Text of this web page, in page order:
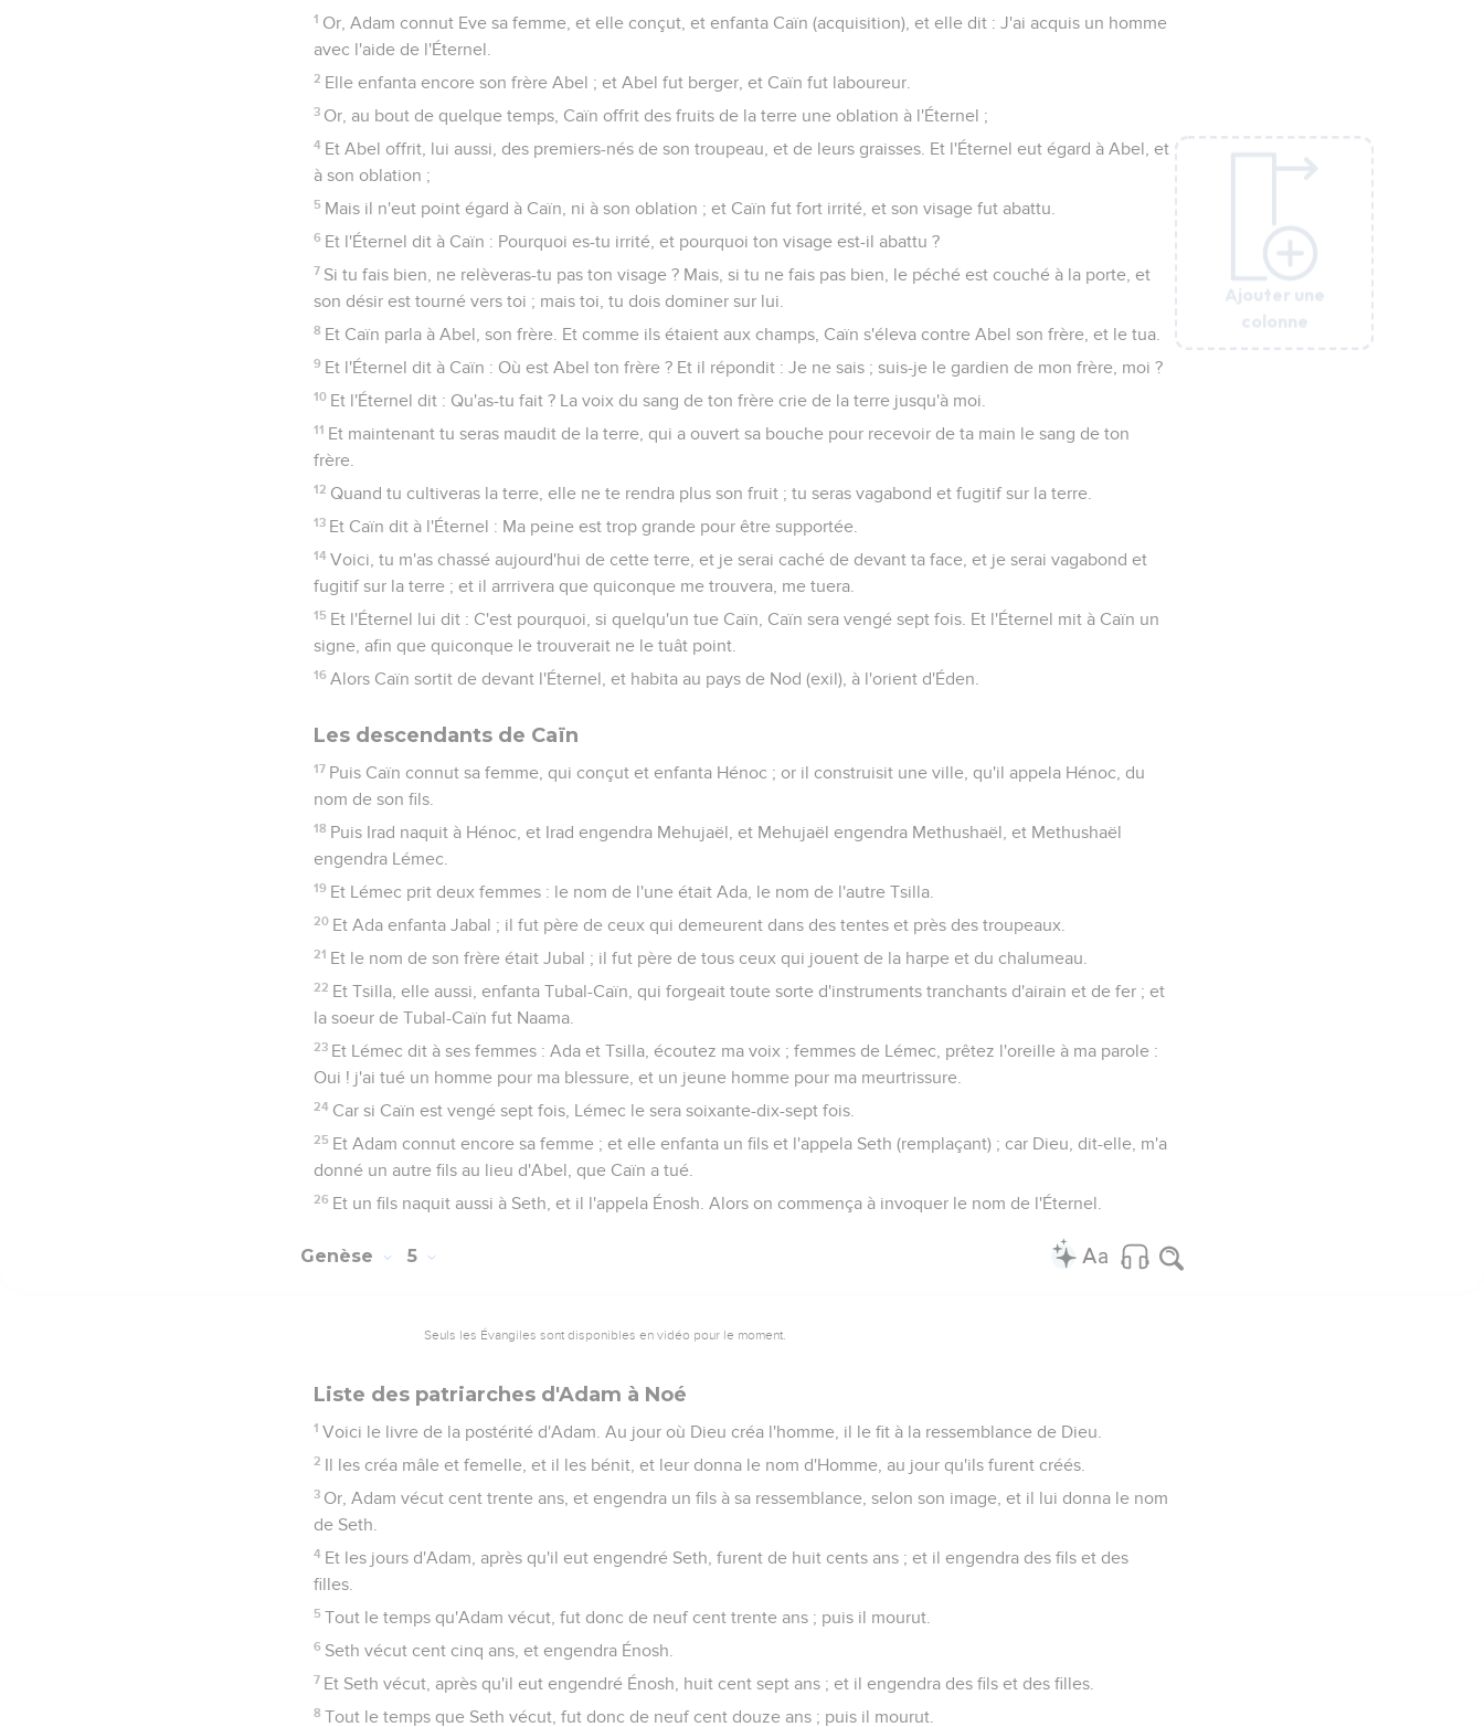
Ajouter une
colonne
Ajouter une
colonne
1 Or, Adam connut Eve sa femme, et elle conçut, et enfanta Caïn (acquisition), et elle dit : J'ai acquis un homme
avec l'aide de l'Éternel.
2 Elle enfanta encore son frère Abel ; et Abel fut berger, et Caïn fut laboureur.
3 Or, au bout de quelque temps, Caïn offrit des fruits de la terre une oblation à l'Éternel ;
4 Et Abel offrit, lui aussi, des premiers-nés de son troupeau, et de leurs graisses. Et l'Éternel eut égard à Abel, et
à son oblation ;
5 Mais il n'eut point égard à Caïn, ni à son oblation ; et Caïn fut fort irrité, et son visage fut abattu.
6 Et l'Éternel dit à Caïn : Pourquoi es-tu irrité, et pourquoi ton visage est-il abattu ?
7 Si tu fais bien, ne relèveras-tu pas ton visage ? Mais, si tu ne fais pas bien, le péché est couché à la porte, et
son désir est tourné vers toi ; mais toi, tu dois dominer sur lui.
8 Et Caïn parla à Abel, son frère. Et comme ils étaient aux champs, Caïn s'éleva contre Abel son frère, et le tua.
9 Et l'Éternel dit à Caïn : Où est Abel ton frère ? Et il répondit : Je ne sais ; suis-je le gardien de mon frère, moi ?
10 Et l'Éternel dit : Qu'as-tu fait ? La voix du sang de ton frère crie de la terre jusqu'à moi.
11 Et maintenant tu seras maudit de la terre, qui a ouvert sa bouche pour recevoir de ta main le sang de ton
frère.
12 Quand tu cultiveras la terre, elle ne te rendra plus son fruit ; tu seras vagabond et fugitif sur la terre.
13 Et Caïn dit à l'Éternel : Ma peine est trop grande pour être supportée.
14 Voici, tu m'as chassé aujourd'hui de cette terre, et je serai caché de devant ta face, et je serai vagabond et
fugitif sur la terre ; et il arrrivera que quiconque me trouvera, me tuera.
15 Et l'Éternel lui dit : C'est pourquoi, si quelqu'un tue Caïn, Caïn sera vengé sept fois. Et l'Éternel mit à Caïn un
signe, afin que quiconque le trouverait ne le tuât point.
16 Alors Caïn sortit de devant l'Éternel, et habita au pays de Nod (exil), à l'orient d'Éden.
Les descendants de Caïn
17 Puis Caïn connut sa femme, qui conçut et enfanta Hénoc ; or il construisit une ville, qu'il appela Hénoc, du
nom de son fils.
18 Puis Irad naquit à Hénoc, et Irad engendra Mehujaël, et Mehujaël engendra Methushaël, et Methushaël
engendra Lémec.
19 Et Lémec prit deux femmes : le nom de l'une était Ada, le nom de l'autre Tsilla.
20 Et Ada enfanta Jabal ; il fut père de ceux qui demeurent dans des tentes et près des troupeaux.
21 Et le nom de son frère était Jubal ; il fut père de tous ceux qui jouent de la harpe et du chalumeau.
22 Et Tsilla, elle aussi, enfanta Tubal-Caïn, qui forgeait toute sorte d'instruments tranchants d'airain et de fer ; et
la soeur de Tubal-Caïn fut Naama.
23 Et Lémec dit à ses femmes : Ada et Tsilla, écoutez ma voix ; femmes de Lémec, prêtez l'oreille à ma parole :
Oui ! j'ai tué un homme pour ma blessure, et un jeune homme pour ma meurtrissure.
24 Car si Caïn est vengé sept fois, Lémec le sera soixante-dix-sept fois.
25 Et Adam connut encore sa femme ; et elle enfanta un fils et l'appela Seth (remplaçant) ; car Dieu, dit-elle, m'a
donné un autre fils au lieu d'Abel, que Caïn a tué.
26 Et un fils naquit aussi à Seth, et il l'appela Énosh. Alors on commença à invoquer le nom de l'Éternel.
Ajouter une
colonne
Genèse 5
Seuls les Évangiles sont disponibles en vidéo pour le moment.
Liste des patriarches d'Adam à Noé
1 Voici le livre de la postérité d'Adam. Au jour où Dieu créa l'homme, il le fit à la ressemblance de Dieu.
2 Il les créa mâle et femelle, et il les bénit, et leur donna le nom d'Homme, au jour qu'ils furent créés.
3 Or, Adam vécut cent trente ans, et engendra un fils à sa ressemblance, selon son image, et il lui donna le nom
de Seth.
4 Et les jours d'Adam, après qu'il eut engendré Seth, furent de huit cents ans ; et il engendra des fils et des
filles.
5 Tout le temps qu'Adam vécut, fut donc de neuf cent trente ans ; puis il mourut.
6 Seth vécut cent cinq ans, et engendra Énosh.
7 Et Seth vécut, après qu'il eut engendré Énosh, huit cent sept ans ; et il engendra des fils et des filles.
8 Tout le temps que Seth vécut, fut donc de neuf cent douze ans ; puis il mourut.
Ajouter une
colonne
Ajouter une
colonne
Ajouter une
colonne